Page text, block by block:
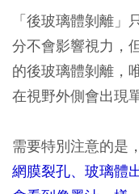
「後玻璃體剝離
分不會影響視力，
的後玻璃體剝離，
在視野外側會出現
需要特別注意的是，
網膜裂孔、玻璃體